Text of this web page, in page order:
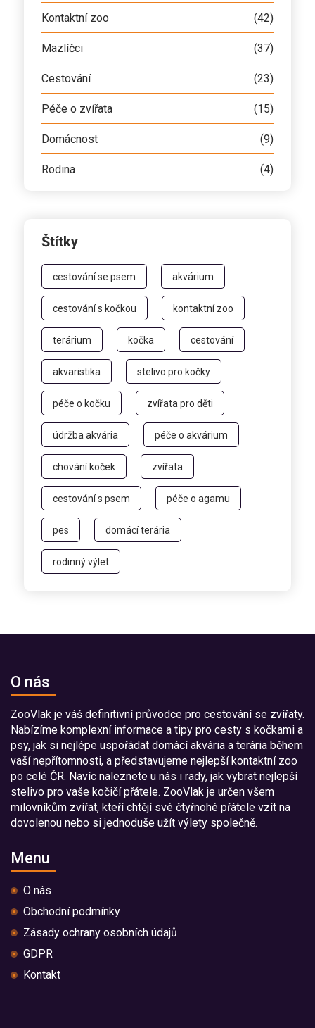
Kontaktní zoo (42)
Mazlíčci (37)
Cestování (23)
Péče o zvířata (15)
Domácnost (9)
Rodina (4)
Štítky
cestování se psem akvárium
cestování s kočkou kontaktní zoo
terárium kočka cestování
akvaristika stelivo pro kočky
péče o kočku zvířata pro děti
údržba akvária péče o akvárium
chování koček zvířata
cestování s psem péče o agamu
pes domácí terária
rodinný výlet
O nás
ZooVlak je váš definitivní průvodce pro cestování se zvířaty.
Nabízíme komplexní informace a tipy pro cesty s kočkami a
psy, jak si nejlépe uspořádat domácí akvária a terária během
vaší nepřítomnosti, a představujeme nejlepší kontaktní zoo
po celé ČR. Navíc naleznete u nás i rady, jak vybrat nejlepší
stelivo pro vaše kočičí přátele. ZooVlak je určen všem
milovníkům zvířat, kteří chtějí své čtyřnohé přátele vzít na
dovolenou nebo si jednoduše užít výlety společně.
Menu
O nás
Obchodní podmínky
Zásady ochrany osobních údajů
GDPR
Kontakt